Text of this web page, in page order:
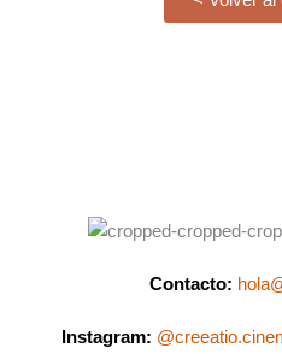
Contacto:
Instagram: